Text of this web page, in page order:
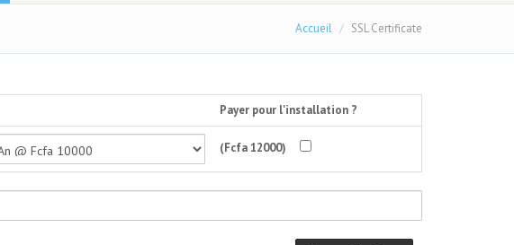
Accueil SSL Certificate
Payer pour l'installation ?
(Fcfa 12000)